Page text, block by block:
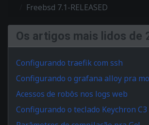
Freebsd 7.1-RELEASED
Os artigos mais lidos de
Configurando traefik com ssh
Configurando o grafana alloy pra
Acessos de robôs nos logs web
Configurando o teclado Keychron